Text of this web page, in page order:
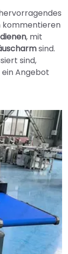
kommentieren
, mit
sind.
sind,
ein Angebot